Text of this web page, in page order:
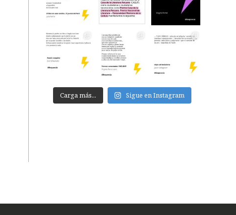
Carga más... Sigue en Instagram